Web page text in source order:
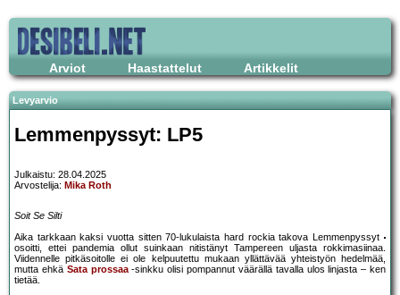
Arviot Haastattelut Artikkelit
Levyarvio
Lemmenpyssyt: LP5
Julkaistu: 28.04.2025
Arvostelija: Mika Roth
Soit Se Silti
Aika tarkkaan kaksi vuotta sitten 70-lukulaista hard rockia takova Lemmenpyssyt
osoitti, ettei pandemia ollut suinkaan nitistänyt Tampereen uljasta rokkimasiinaa.
Viidennelle pitkäsoitolle ei ole kelpuutettu mukaan yllättävää yhteistyön hedelmää,
mutta ehkä Sata prossaa-sinkku olisi pompannut väärällä tavalla ulos linjasta – ken
tietää.